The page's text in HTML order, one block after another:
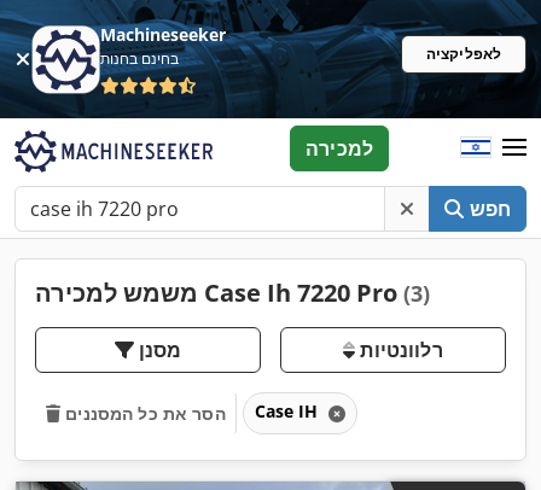
Machineseeker
בחינם בחנות לאפליקציה
חפש
למכירה
משמש למכירה Case Ih 7220 Pro (3)
מסנן רלוונטיות
הסר את כל המסננים Case IH